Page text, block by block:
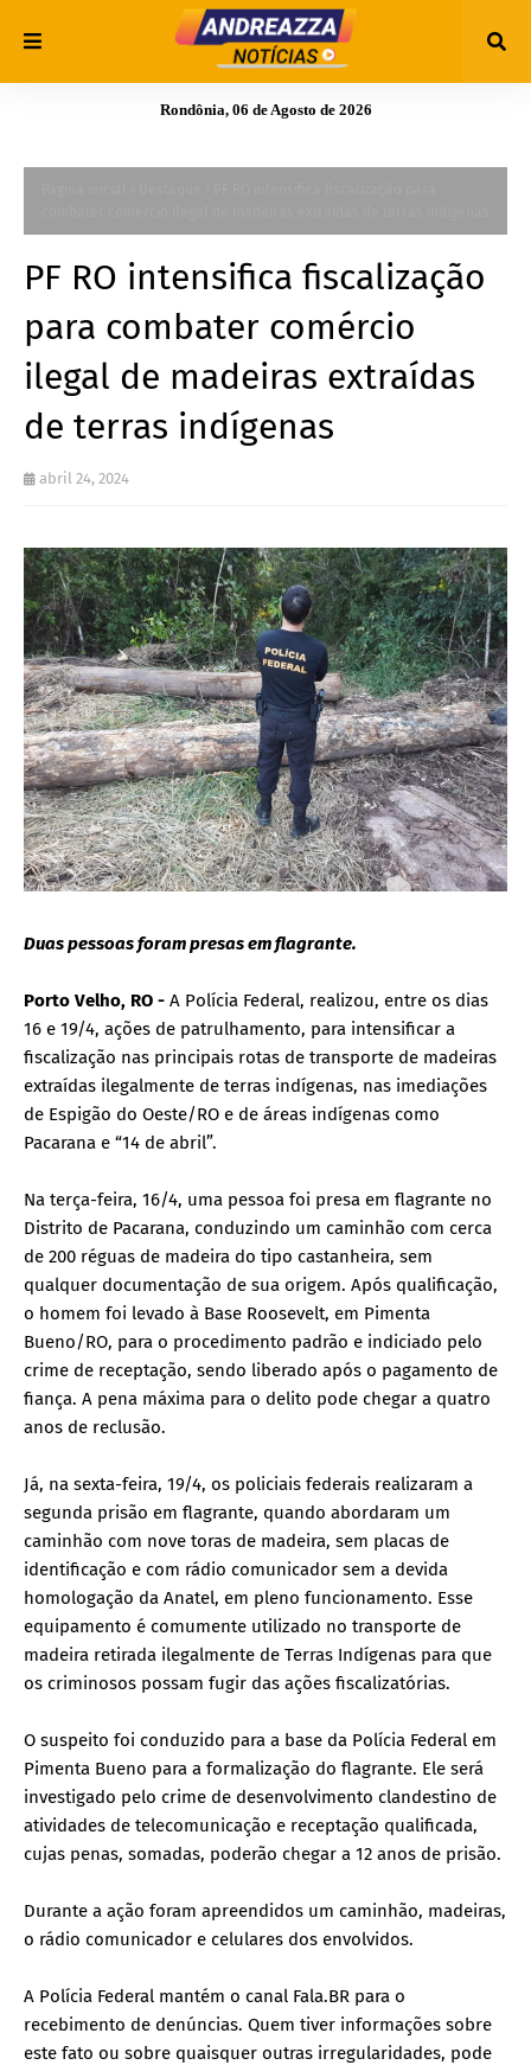
Rondônia, 06 de Agosto de 2026
PF RO intensifica fiscalização
para combater comércio
ilegal de madeiras extraídas
de terras indígenas
abril 24, 2024
Duas pessoas foram presas em flagrante.
Porto Velho, RO - A Polícia Federal, realizou, entre os dias
16 e 19/4, ações de patrulhamento, para intensificar a
fiscalização nas principais rotas de transporte de madeiras
extraídas ilegalmente de terras indígenas, nas imediações
de Espigão do Oeste/RO e de áreas indígenas como
Pacarana e “14 de abril”.
Na terça-feira, 16/4, uma pessoa foi presa em flagrante no
Distrito de Pacarana, conduzindo um caminhão com cerca
de 200 réguas de madeira do tipo castanheira, sem
qualquer documentação de sua origem. Após qualificação,
o homem foi levado à Base Roosevelt, em Pimenta
Bueno/RO, para o procedimento padrão e indiciado pelo
crime de receptação, sendo liberado após o pagamento de
fiança. A pena máxima para o delito pode chegar a quatro
anos de reclusão.
Já, na sexta-feira, 19/4, os policiais federais realizaram a
segunda prisão em flagrante, quando abordaram um
caminhão com nove toras de madeira, sem placas de
identificação e com rádio comunicador sem a devida
homologação da Anatel, em pleno funcionamento. Esse
equipamento é comumente utilizado no transporte de
madeira retirada ilegalmente de Terras Indígenas para que
os criminosos possam fugir das ações fiscalizatórias.
O suspeito foi conduzido para a base da Polícia Federal em
Pimenta Bueno para a formalização do flagrante. Ele será
investigado pelo crime de desenvolvimento clandestino de
atividades de telecomunicação e receptação qualificada,
cujas penas, somadas, poderão chegar a 12 anos de prisão.
Durante a ação foram apreendidos um caminhão, madeiras,
o rádio comunicador e celulares dos envolvidos.
A Polícia Federal mantém o canal Fala.BR para o
recebimento de denúncias. Quem tiver informações sobre
este fato ou sobre quaisquer outras irregularidades, pode